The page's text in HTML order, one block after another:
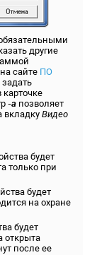
другие
сайте ПО
задать
карточке
-a позволяет
вкладку Видео
будет
только при
будет
на охране
будет
открыта
после ее